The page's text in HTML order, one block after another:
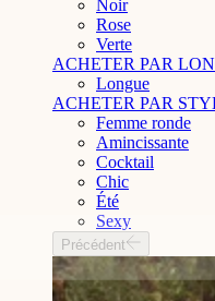
Noir
Rose
Verte
ACHETER PAR
Longue
ACHETER PAR
Femme ronde
Amincissante
Cocktail
Chic
Été
Sexy
Précédent